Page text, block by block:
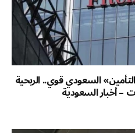
السعودي قوي.. الربحية
أخبار السعودية